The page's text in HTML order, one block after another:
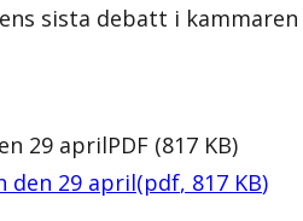
sista debatt i
29 aprilPDF (817 KB)
den 29 april(pdf, 817 KB)